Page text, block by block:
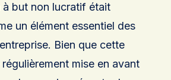
à but non lucratif était
un élément essentiel des
Bien que cette
mise en avant